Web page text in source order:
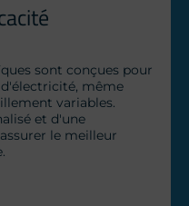
sont conçues pour
même
variables.
et d'une
le meilleur